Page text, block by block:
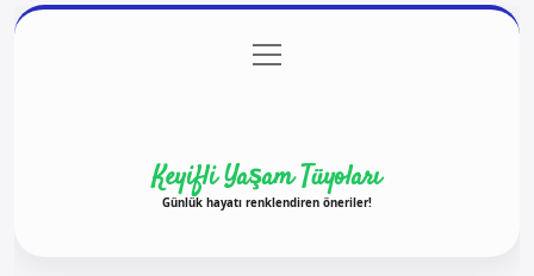
Gizlilik Politikası
menüyü
aç
Keyifli Yaşam Tüyoları
Günlük hayatı renklendiren öneriler!